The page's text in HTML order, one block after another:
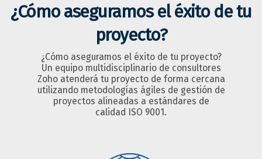
¿Cómo aseguramos el éxito de tu
proyecto?
¿Cómo aseguramos el éxito de tu proyecto?
Un equipo multidisciplinario de consultores
Zoho atenderá tu proyecto de forma cercana
utilizando metodologías ágiles de gestión de
proyectos alineadas a estándares de
calidad ISO 9001.